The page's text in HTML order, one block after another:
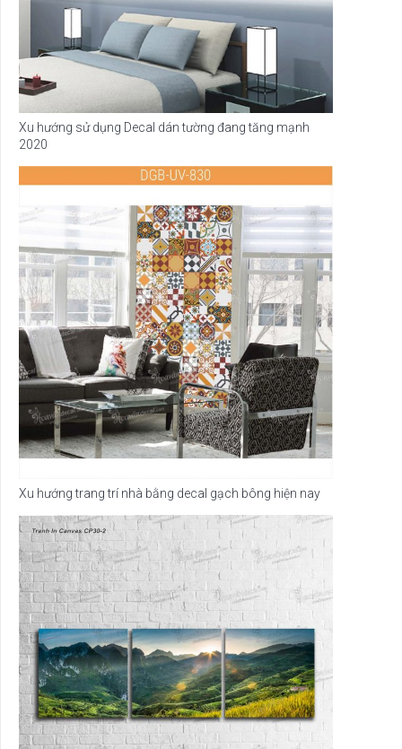
Xu hướng sử dụng Decal dán tường đang tăng mạnh
2020
Xu hướng trang trí nhà bằng decal gạch bông hiện nay